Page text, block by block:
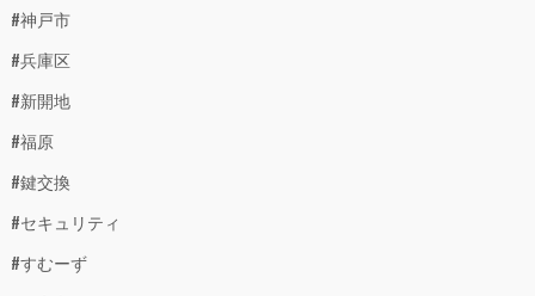
#神戸市
#兵庫区
#新開地
#福原
#鍵交換
#セキュリティ
#すむーず